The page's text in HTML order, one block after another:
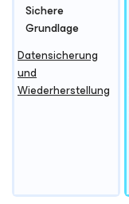
Sichere
Grundlage
Datensicherung
und
Wiederherstellung